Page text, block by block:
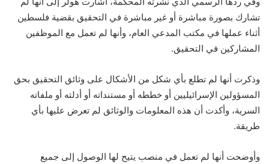
تشارك بصورة مباشرة أو غير مباشرة في التحقيق بقضية فلسطين
أثناء عملها في مكتب المدعي العام، وأنها لم تعمل مع الموظفين
المشاركين في التحقيق.
وذكرت أنها لم تطلع بأي شكل من الأشكال على وثائق التحقيق بحق
المسؤولين الإسرائيليين أو خططه أو مستنداته أو أدلته أو ملفاته
السرية، وأكدت أن هذه المعلومات والوثائق لم تعرض عليها بأي
طريقة.
وأوضحت أنها لم تعمل في منصب يتيح لها الوصول إلى جميع